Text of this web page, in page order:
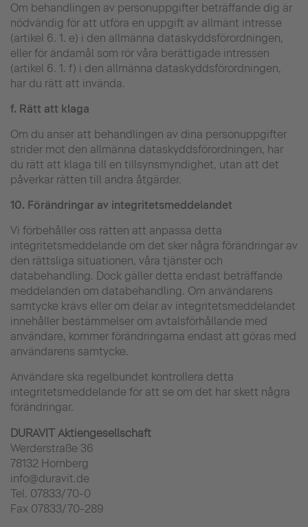
Om behandlingen av personuppgifter beträffande dig är
nödvändig för att utföra en uppgift av allmänt intresse
(artikel 6. 1. e) i den allmänna dataskyddsförordningen,
eller för ändamål som rör våra berättigade intressen
(artikel 6. 1. f) i den allmänna dataskyddsförordningen,
har du rätt att invända.
f. Rätt att klaga
Om du anser att behandlingen av dina personuppgifter
strider mot den allmänna dataskyddsförordningen, har
du rätt att klaga till en tillsynsmyndighet, utan att det
påverkar rätten till andra åtgärder.
10. Förändringar av integritetsmeddelandet
Vi förbehåller oss rätten att anpassa detta
integritetsmeddelande om det sker några förändringar av
den rättsliga situationen, våra tjänster och
databehandling. Dock gäller detta endast beträffande
meddelanden om databehandling. Om användarens
samtycke krävs eller om delar av integritetsmeddelandet
innehåller bestämmelser om avtalsförhållande med
användare, kommer förändringarna endast att göras med
användarens samtycke.
Användare ska regelbundet kontrollera detta
integritetsmeddelande för att se om det har skett några
förändringar.
DURAVIT Aktiengesellschaft
Werderstraße 36
78132 Hornberg
info@duravit.de
Tel. 07833/70-0
Fax 07833/70-289